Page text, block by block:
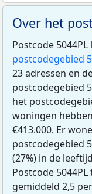
Over het
Postcode
postcodegebied
23 adressen en
postcodegebied
het
woningen
€413.000. Er
postcodegebied
(27%) in de
Postcode
gemiddeld 2,5